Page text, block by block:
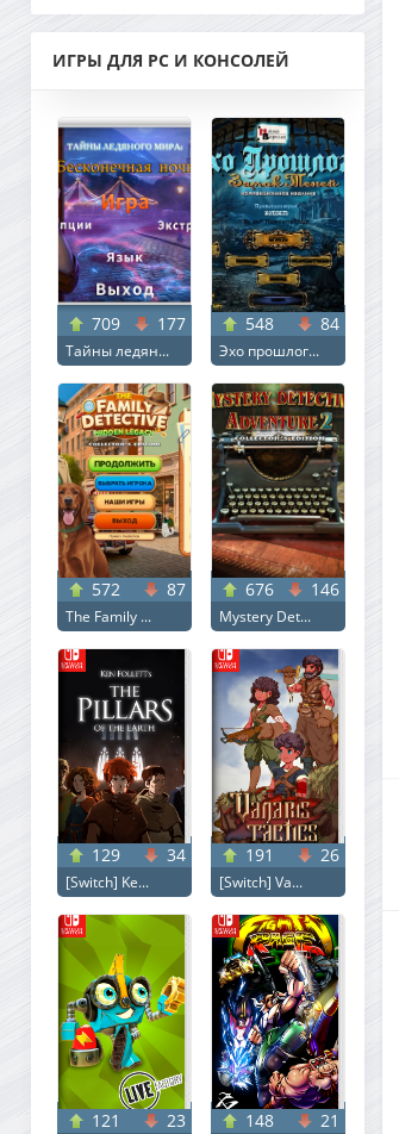
ИГРЫ ДЛЯ PC И КОНСОЛЕЙ
709 177
Тайны ледян...
548 84
Эхо прошлог...
572 87
The Family ...
676 146
Mystery Det...
129 34
[Switch] Ke...
191 26
[Switch] Va...
121 23 148 21